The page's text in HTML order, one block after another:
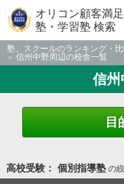
オリコン顧客満
塾・学習塾 検索
塾、スクールのランキング・
信州中野周辺の校舎一覧
信州
目
高校受験： 個別指導塾の